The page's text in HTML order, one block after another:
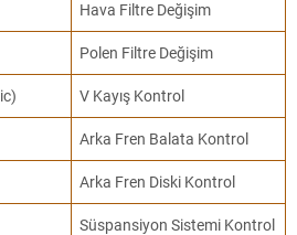
Hava Filtre Değişim
Polen Filtre Değişim
V Kayış Kontrol
Arka Fren Balata Kontrol
Arka Fren Diski Kontrol
Süspansiyon Sistemi Kontrol